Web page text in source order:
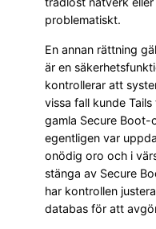
problematiskt.
En annan rättning
är en
kontrollerar att
vissa fall kunde
gamla Secure
egentligen var
onödig oro och i
stänga av Secure
har kontrollen
databas för att